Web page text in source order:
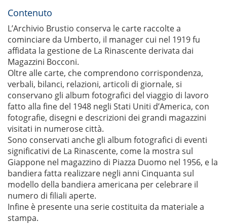
Contenuto
L’Archivio Brustio conserva le carte raccolte a
cominciare da Umberto, il manager cui nel 1919 fu
affidata la gestione de La Rinascente derivata dai
Magazzini Bocconi.
Oltre alle carte, che comprendono corrispondenza,
verbali, bilanci, relazioni, articoli di giornale, si
conservano gli album fotografici del viaggio di lavoro
fatto alla fine del 1948 negli Stati Uniti d’America, con
fotografie, disegni e descrizioni dei grandi magazzini
visitati in numerose città.
Sono conservati anche gli album fotografici di eventi
significativi de La Rinascente, come la mostra sul
Giappone nel magazzino di Piazza Duomo nel 1956, e la
bandiera fatta realizzare negli anni Cinquanta sul
modello della bandiera americana per celebrare il
numero di filiali aperte.
Infine è presente una serie costituita da materiale a
stampa.